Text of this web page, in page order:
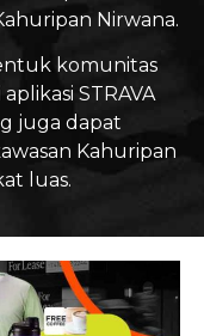
Nirwana.
komunitas
STRAVA
juga dapat
Kahuripan
luas.